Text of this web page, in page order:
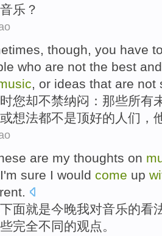
音乐 ？
, though, you have
who are not the best and
, or ideas that are not
您却不禁纳闷 ： 那些所有
或想法都不是顶好的 人们 ，
are my thoughts on
I'm sure I would come up
下面就是今晚我对音乐的看
完全不同的观点。